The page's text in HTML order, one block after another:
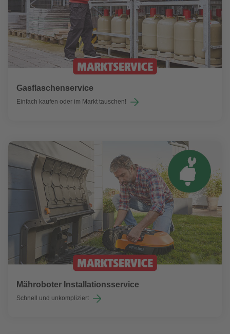
Gasflaschenservice
Einfach kaufen oder im Markt tauschen!
Mähroboter Installationsservice
Schnell und unkompliziert